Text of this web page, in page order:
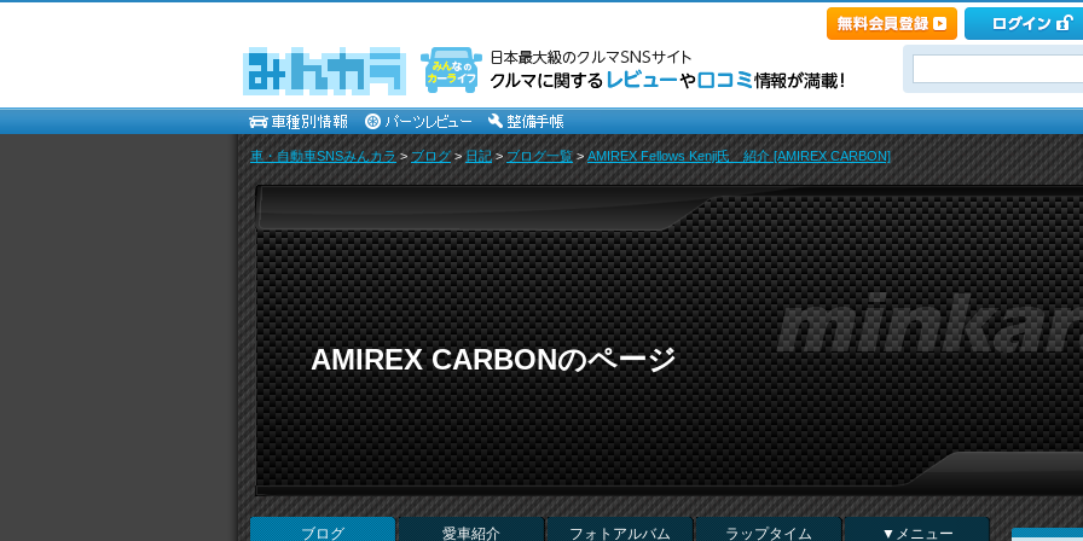
車・自動車SNSみんカラ> ブログ>日記> ブログ一覧 >AMIREX Fellows Kenji氏 紹介 [AMIREX CARBON]
AMIREX CARBONのページ
ブログ 愛車紹介 フォトアルバム ラップタイム ▼メニュー